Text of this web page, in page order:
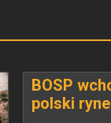
BOSP
polski